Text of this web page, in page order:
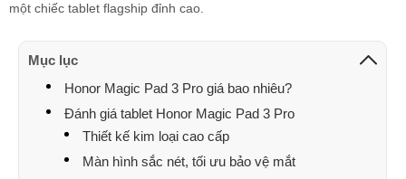
nguyễn đức vinh 033208xxxx
VO THANH VINH
VO THANH VINH 090660xxxx 16:34 08/07/2026
VO THANH VINH
HOÀNG PHÚC 097582xxxx 14:20 08/07/2026
một chiếc tablet flagship đỉnh cao.
Mục lục
Honor Magic Pad 3 Pro giá bao nhiêu?
Đánh giá tablet Honor Magic Pad 3 Pro
Thiết kế kim loại cao cấp
Màn hình sắc nét, tối ưu bảo vệ mắt